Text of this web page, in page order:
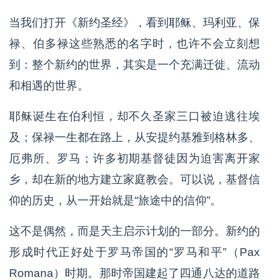
当我们打开《新约圣经》，看到耶稣、玛利亚、保
禄、伯多禄这些熟悉的名字时，也许不会立刻想
到：整个新约的世界，其实是一个充满迁徙、流动
和相遇的世界。
耶稣诞生在伯利恒，却不久圣家三口被迫逃往埃
及；保禄一生都在路上，从安提约基雅到格林多、
厄弗所、罗马；许多初期基督徒因为迫害离开家
乡，却在新的地方建立家庭教会。可以说，基督信
仰的历史，从一开始就是“旅途中的信仰”。
这不是偶然，而是天主启示计划的一部分。新约的
形成时代正好处于罗马帝国的“罗马和平”（Pax
Romana）时期。那时帝国建起了四通八达的道路